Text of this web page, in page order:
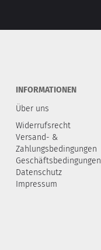
INFORMATIONEN
Über uns
Widerrufsrecht
Versand- &
Zahlungsbedingungen
Geschäftsbedingungen
Datenschutz
Impressum